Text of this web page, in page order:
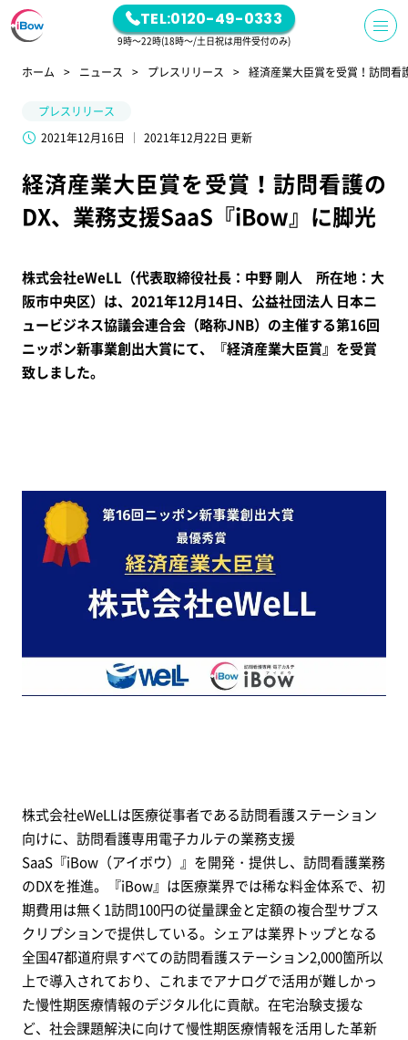
TEL:0120-49-0333
9時～22時(18時～/土日祝は用件受付のみ)
ホーム ニュース プレスリリース 経済産業大臣賞を受賞！訪問看
プレスリリース
2021年12月16日
2021年12月22日 更新
経済産業大臣賞を受賞！訪問看護の
DX、業務支援SaaS『iBow』に脚光
株式会社eWeLL（代表取締役社長：中野 剛人 所在地：大
阪市中央区）は、2021年12月14日、公益社団法人 日本ニ
ュービジネス協議会連合会（略称JNB）の主催する第16回
ニッポン新事業創出大賞にて、『経済産業大臣賞』を受賞
致しました。
株式会社eWeLLは医療従事者である訪問看護ステーション
向けに、訪問看護専用電子カルテの業務支援
SaaS『iBow（アイボウ）』を開発・提供し、訪問看護業務
のDXを推進。『iBow』は医療業界では稀な料金体系で、初
期費用は無く1訪問100円の従量課金と定額の複合型サブス
クリプションで提供している。シェアは業界トップとなる
全国47都道府県すべての訪問看護ステーション2,000箇所以
上で導入されており、これまでアナログで活用が難しかっ
た慢性期医療情報のデジタル化に貢献。在宅治験支援な
ど、社会課題解決に向けて慢性期医療情報を活用した革新